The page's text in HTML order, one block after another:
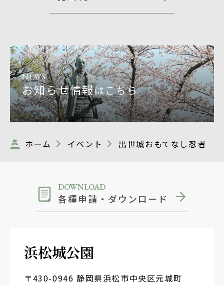
NEWS
お知らせ情報はこちら
ホーム イベント 出世城おもてなし忍者
DOWNLOAD
各種申請・ダウンロード
浜松城公園
〒430-0946 静岡県浜松市中央区元城町